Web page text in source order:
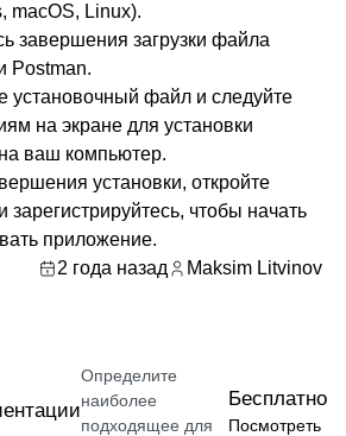
macOS, Linux).
завершения загрузки файла
Postman.
установочный файл и следуйте
на экране для установки
ваш компьютер.
установки, откройте
зарегистрируйтесь, чтобы начать
приложение.
2 года назад
Maksim Litvinov
Определите
наиболее
подходящее для
Бесплатно
Посмотреть